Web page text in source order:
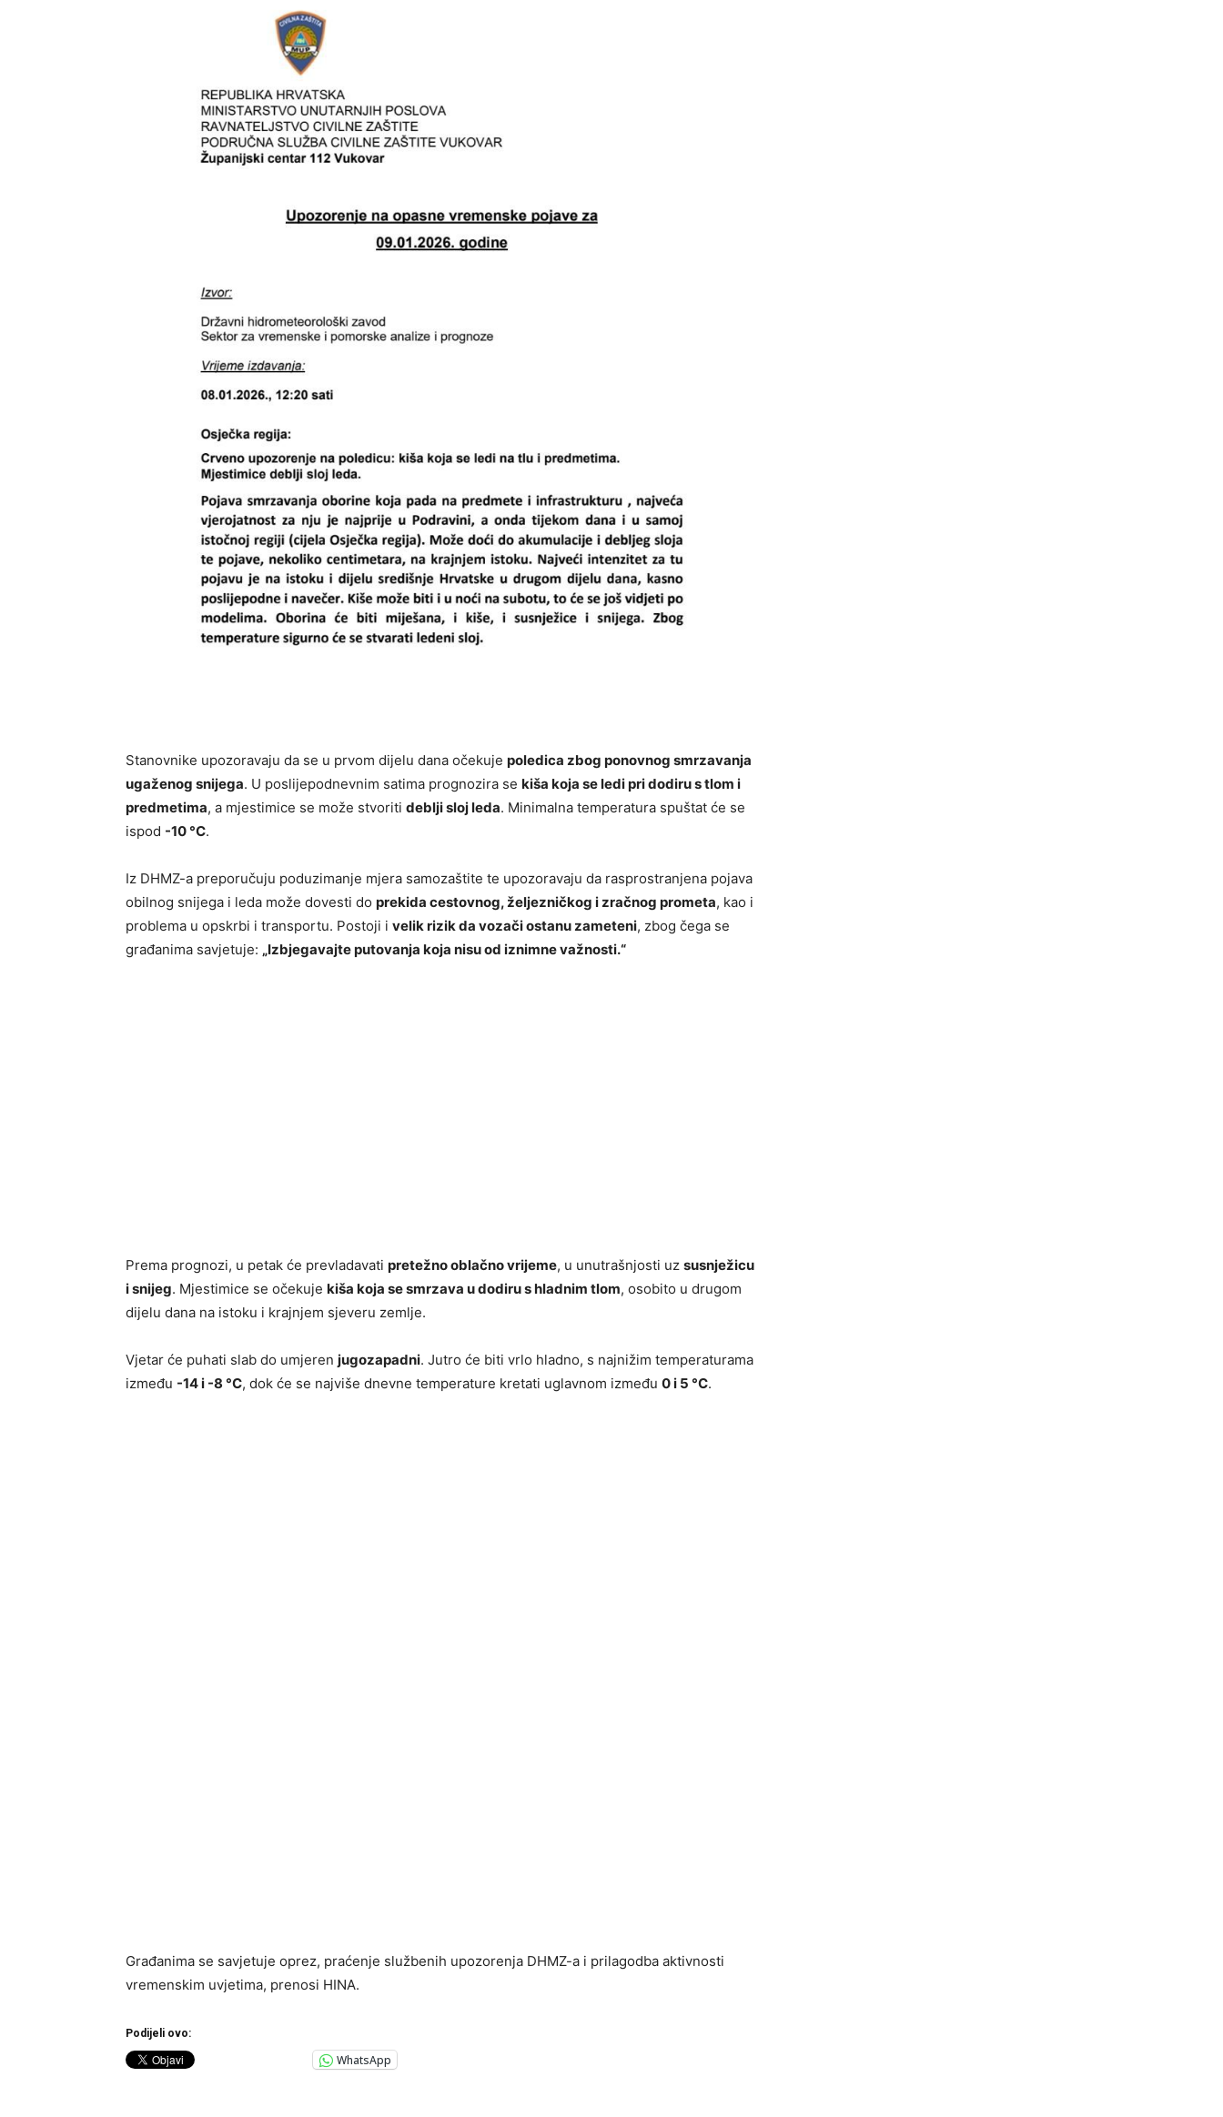
Stanovnike upozoravaju da se u prvom dijelu dana očekuje poledica zbog ponovnog smrzavanja
ugaženog snijega. U poslijepodnevnim satima prognozira se kiša koja se ledi pri dodiru s tlom i
predmetima, a mjestimice se može stvoriti deblji sloj leda. Minimalna temperatura spuštat će se
ispod -10 °C.
Iz DHMZ-a preporučuju poduzimanje mjera samozaštite te upozoravaju da rasprostranjena pojava
obilnog snijega i leda može dovesti do prekida cestovnog, željezničkog i zračnog prometa, kao i
problema u opskrbi i transportu. Postoji i velik rizik da vozači ostanu zameteni, zbog čega se
građanima savjetuje: „Izbjegavajte putovanja koja nisu od iznimne važnosti.“
Prema prognozi, u petak će prevladavati pretežno oblačno vrijeme, u unutrašnjosti uz susnježicu
i snijeg. Mjestimice se očekuje kiša koja se smrzava u dodiru s hladnim tlom, osobito u drugom
dijelu dana na istoku i krajnjem sjeveru zemlje.
Vjetar će puhati slab do umjeren jugozapadni. Jutro će biti vrlo hladno, s najnižim temperaturama
između -14 i -8 °C, dok će se najviše dnevne temperature kretati uglavnom između 0 i 5 °C.
Građanima se savjetuje oprez, praćenje službenih upozorenja DHMZ-a i prilagodba aktivnosti
vremenskim uvjetima, prenosi HINA.
Podijeli ovo:
WhatsApp